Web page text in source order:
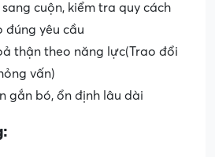
cuộn, kiểm tra quy cách
đúng yêu cầu
thận theo năng lực(Trao đổi
vấn)
gắn bó, ổn định lâu dài